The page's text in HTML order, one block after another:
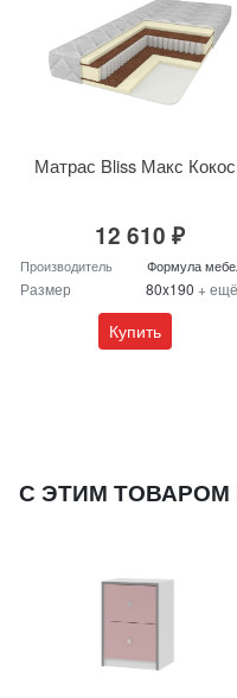
Матрас Bliss Макс Кокос
12 610 ₽
Производитель Формула
Размер 80x190 +
Купить
С ЭТИМ